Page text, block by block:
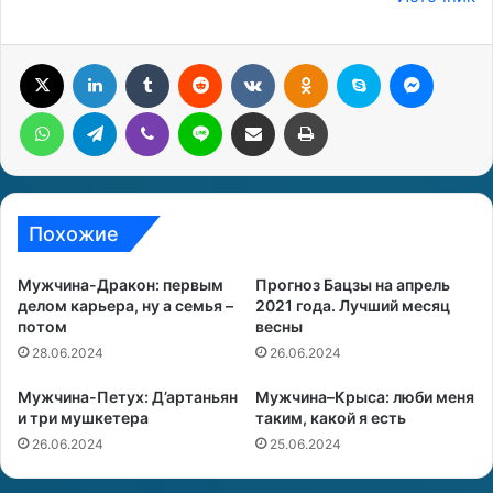
Похожие
Мужчина-Дракон: первым
делом карьера, ну а семья –
потом
28.06.2024
Прогноз Бацзы на апрель
2021 года. Лучший месяц
весны
26.06.2024
Мужчина-Петух: Д’артаньян
и три мушкетера
26.06.2024
Мужчина–Крыса: люби меня
таким, какой я есть
25.06.2024